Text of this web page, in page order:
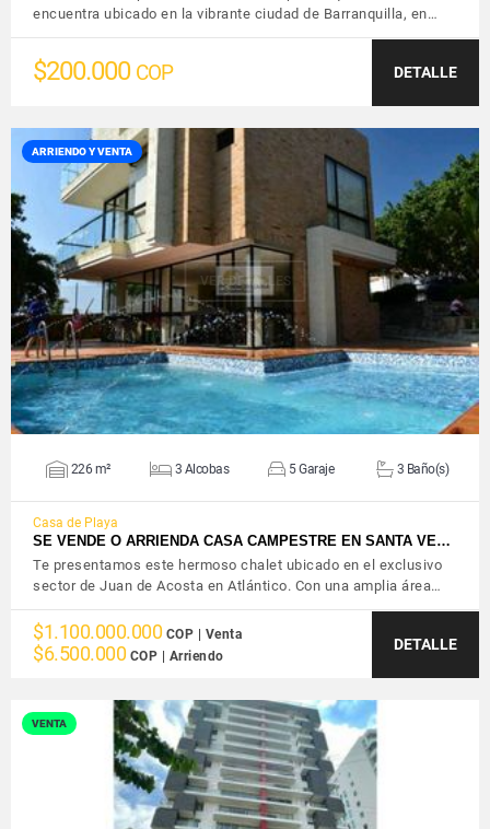
encuentra ubicado en la vibrante ciudad de Barranquilla, en…
$200.000 COP DETALLE
ARRIENDO Y VENTA
VER DETALLES
226 m² 3 Alcobas 5 Garaje 3 Baño(s)
Casa de Playa
SE VENDE O ARRIENDA CASA CAMPESTRE EN SANTA VE…
Te presentamos este hermoso chalet ubicado en el exclusivo
sector de Juan de Acosta en Atlántico. Con una amplia área…
$1.100.000.000 COP | Venta
$6.500.000 COP | Arriendo
DETALLE
VENTA